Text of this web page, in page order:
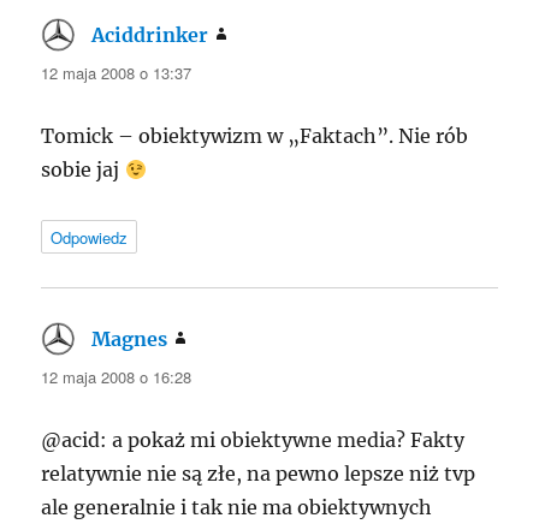
Aciddrinker
12 maja 2008 o 13:37
Tomick – obiektywizm w „Faktach”. Nie rób
sobie jaj
Odpowiedz
Magnes
12 maja 2008 o 16:28
@acid: a pokaż mi obiektywne media? Fakty
relatywnie nie są złe, na pewno lepsze niż tvp
ale generalnie i tak nie ma obiektywnych